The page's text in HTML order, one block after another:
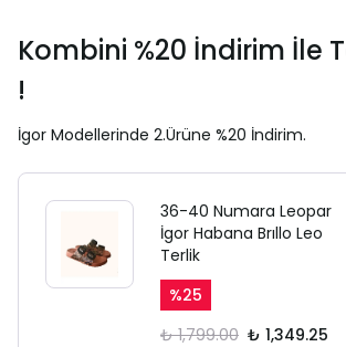
Kombini %20 İndirim İle
!
İgor Modellerinde 2.Ürüne %20 İndirim.
36-40 Numara Leopar
İgor Habana Brıllo Leo
Terlik
%25
₺ 1,799.00 ₺ 1,349.25